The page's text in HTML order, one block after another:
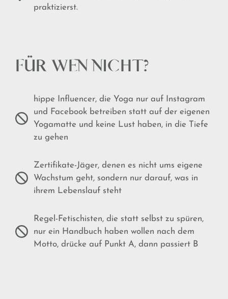
praktizierst.
FÜR WEN NICHT?
hippe Influencer, die Yoga nur auf Instagram
und Facebook betreiben statt auf der eigenen
Yogamatte und keine Lust haben, in die Tiefe
zu gehen
Zertifikate-Jäger, denen es nicht ums eigene
Wachstum geht, sondern nur darauf, was in
ihrem Lebenslauf steht
Regel-Fetischisten, die statt selbst zu spüren,
nur ein Handbuch haben wollen nach dem
Motto, drücke auf Punkt A, dann passiert B